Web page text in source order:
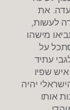
את
לעשות,
מישהו
על
עתיד
שפיו
יהיה
אותו